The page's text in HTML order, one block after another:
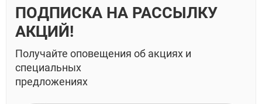
ПОДПИСКА НА РАССЫЛКУ
АКЦИЙ!
Получайте оповещения об акциях и
специальных
предложениях